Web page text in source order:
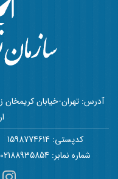
آدرس: تهران-خیابان کریمخان
کدپستی: 1598774614
شماره نمابر: 02188935854